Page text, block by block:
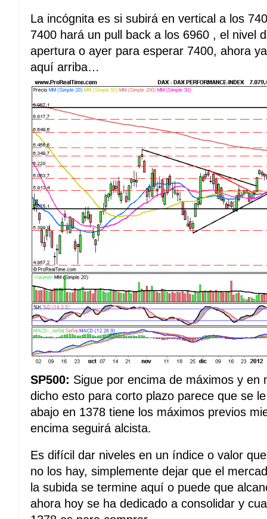
La incógnita es si subirá en vertical a los
7400 hará un pull back a los 6960 , el nivel
apertura o ayer para esperar 7400, ahora
aquí arriba…
SP500: Sigue por encima de máximos y en
dicho esto para corto plazo parece que se
abajo en 1378 tiene los máximos previos
encima seguirá alcista.
Es difícil dar niveles en un índice o valor
no los hay, simplemente dejar que el
la subida se termine aquí o puede que
ahora hoy se ha dedicado a consolidar y